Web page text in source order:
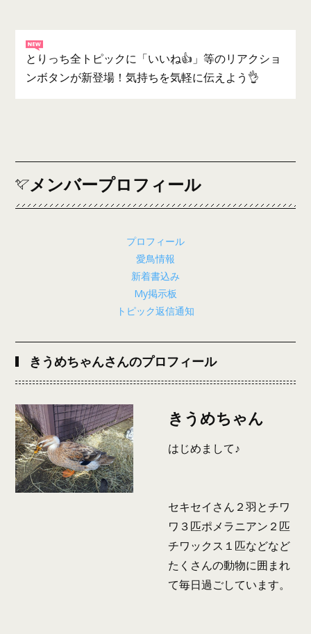
とりっち全トピックに「いいね👍」等のリアクショ
ンボタンが新登場！気持ちを気軽に伝えよう👌
メンバープロフィール
プロフィール
愛鳥情報
新着書込み
My掲示板
トピック返信通知
きうめちゃんさんのプロフィール
きうめちゃん
はじめまして♪
セキセイさん２羽とチワ
ワ３匹ポメラニアン２匹
チワックス１匹などなど
たくさんの動物に囲まれ
て毎日過ごしています。